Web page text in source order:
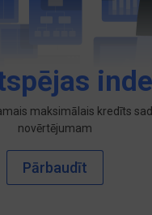
maksimālais kredīts
novērtējumam
Pārbaudīt